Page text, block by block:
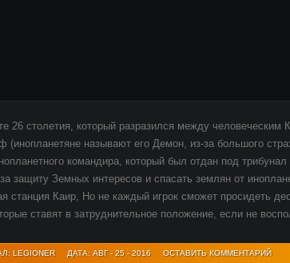
26 столетия, который разразился между
(инопланетяне называют его Демон, из-за большого
командира, который был отдан под
защиту Земных интересов и спасать землян от
станция Каир, Но не каждый игрок сможет просидеть
ставят в затруднительное положение, если не
LEGIONER ДАТА: АВГ - 25 - 2016 ОСТАВИТЬ КОММЕНТАРИЙ